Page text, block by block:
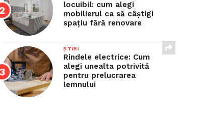
locuibil: cum alegi
mobilierul ca să câștigi
spațiu fără renovare
ȘTIRI
Rindele electrice: Cum
alegi unealta potrivită
pentru prelucrarea
lemnului